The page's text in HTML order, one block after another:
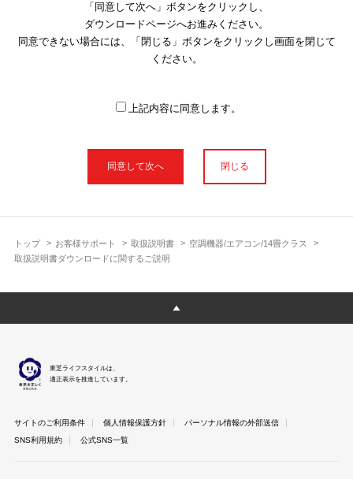
トップ お客様サポート 取扱説明書
空調機器/エアコン/14畳クラス
取扱説明書ダウンロードに関するご説明
のものを掲載しております。従いまして本サイトに掲載されてい
る取扱説明書の記載内容とお客さまがお持ちの製品の仕様がその
後のマイナーチェンジ等で変更になる場合がございます。本サイ
トに公開されている取扱説明書の内容とお手持ちの製品の仕様に
使用上のご注意や安全上のご注意、また測定基準や数値等は取扱
説明書が作成された時点での基準に応じた内容となっております
明書以外の印刷物が同梱されている場合がありますが、本サイト
ではそれらを全て公開しておりませんのであらかじめご了承くだ
本サイトのサービスは予告なく中止または内容を変更する場合が
ございますのであらかじめご了承ください。
さま以外からのお問い合わせにはお答えできない場合があります
のであらかじめご了承ください。
「同意して次へ」ボタンをクリックし、
ダウンロードページへお進みください。
同意できない場合には、「閉じる」ボタンをクリックし画面を閉じて
ください。
上記内容に同意します。
閉じる
東芝ライフスタイルは、
適正表示を推進しています。
サイトのご利用条件 個人情報保護方針
パーソナル情報の外部送信
SNS利用規約
公式SNS一覧